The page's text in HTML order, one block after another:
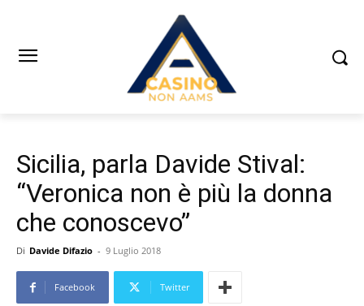
Sicilia, parla Davide Stival:
“Veronica non è più la donna
che conoscevo”
Di Davide Difazio - 9 Luglio 2018
Facebook Twitter